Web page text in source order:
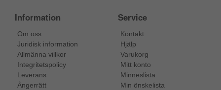
Information
Om oss
Juridisk information
Allmänna villkor
Integritetspolicy
Leverans
Ångerrätt
Service
Kontakt
Hjälp
Varukorg
Mitt konto
Minneslista
Min önskelista